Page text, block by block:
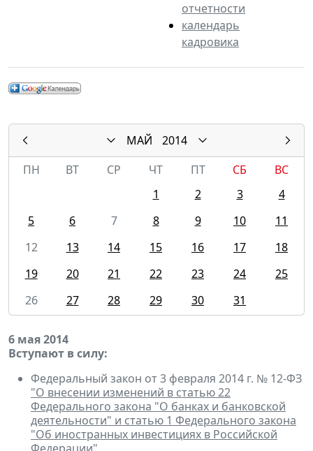
отчетности
календарь
кадровика
МАЙ
2014
ПН
ВТ СР ЧТ ПТ СБ
ВС
1
2 3
4
5
6 7 8 9 10
11
12
13 14 15 16 17
18
19
20 21 22 23 24
25
26
27 28 29 30 31
6 мая 2014
Вступают в силу:
Федеральный закон от 3 февраля 2014 г. № 12-ФЗ
"О внесении изменений в статью 22
Федерального закона "О банках и банковской
деятельности" и статью 1 Федерального закона
"Об иностранных инвестициях в Российской